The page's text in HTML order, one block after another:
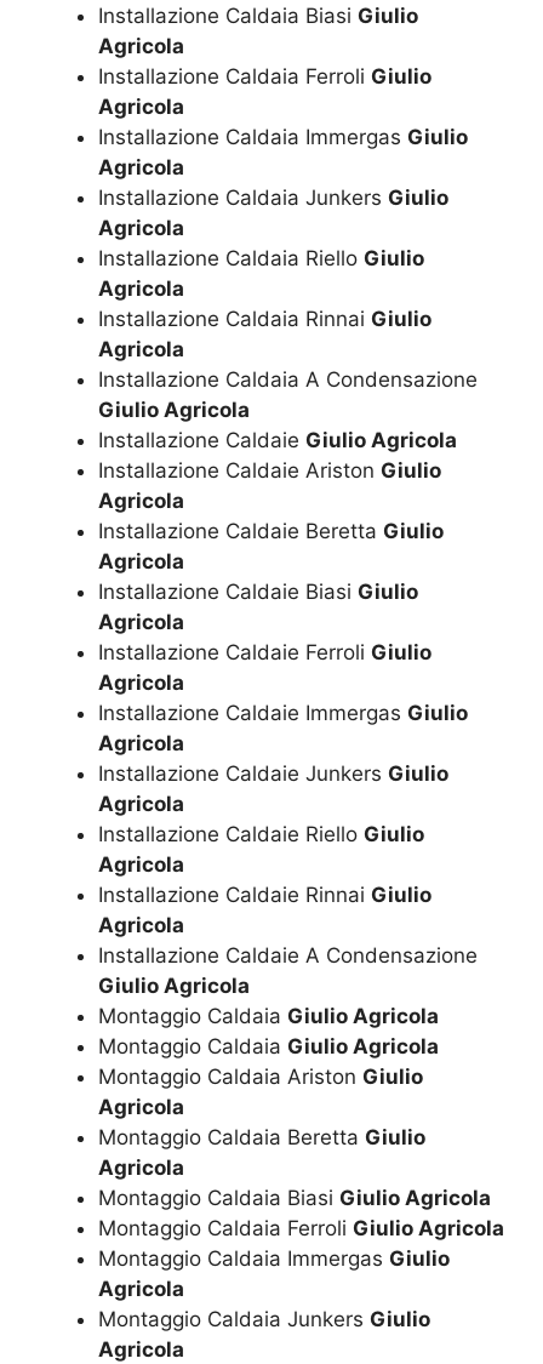
Installazione Caldaia Biasi Giulio
Agricola
Installazione Caldaia Ferroli Giulio
Agricola
Installazione Caldaia Immergas Giulio
Agricola
Installazione Caldaia Junkers Giulio
Agricola
Installazione Caldaia Riello Giulio
Agricola
Installazione Caldaia Rinnai Giulio
Agricola
Installazione Caldaia A Condensazione
Giulio Agricola
Installazione Caldaie Giulio Agricola
Installazione Caldaie Ariston Giulio
Agricola
Installazione Caldaie Beretta Giulio
Agricola
Installazione Caldaie Biasi Giulio
Agricola
Installazione Caldaie Ferroli Giulio
Agricola
Installazione Caldaie Immergas Giulio
Agricola
Installazione Caldaie Junkers Giulio
Agricola
Installazione Caldaie Riello Giulio
Agricola
Installazione Caldaie Rinnai Giulio
Agricola
Installazione Caldaie A Condensazione
Giulio Agricola
Montaggio Caldaia Giulio Agricola
Montaggio Caldaia Giulio Agricola
Montaggio Caldaia Ariston Giulio
Agricola
Montaggio Caldaia Beretta Giulio
Agricola
Montaggio Caldaia Biasi Giulio Agricola
Montaggio Caldaia Ferroli Giulio Agricola
Montaggio Caldaia Immergas Giulio
Agricola
Montaggio Caldaia Junkers Giulio
Agricola